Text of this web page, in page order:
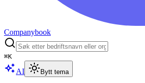
Companybook
⌘K
AI Bytt tema